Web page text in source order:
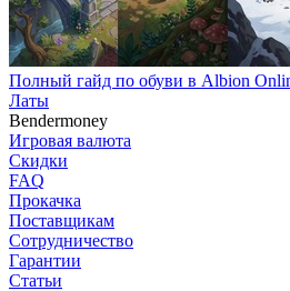
Полный гайд по обуви в Albion
Латы
Bendermoney
Игровая валюта
Скидки
FAQ
Прокачка
Поставщикам
Сотрудничество
Гарантии
Статьи